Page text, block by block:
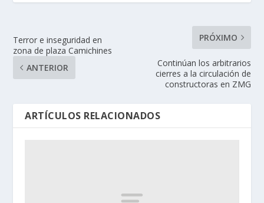
Terror e inseguridad en
zona de plaza Camichines
ANTERIOR
PRÓXIMO
Continúan los arbitrarios
cierres a la circulación de
constructoras en ZMG
ARTÍCULOS RELACIONADOS